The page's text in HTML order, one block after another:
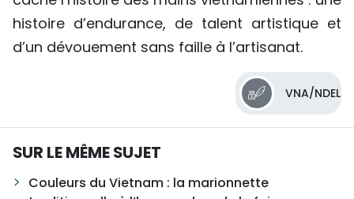
histoire d’endurance, de talent artistique et
d’un dévouement sans faille à l’artisanat.
VNA/NDEL
SUR LE MÊME SUJET
Couleurs du Vietnam : la marionnette